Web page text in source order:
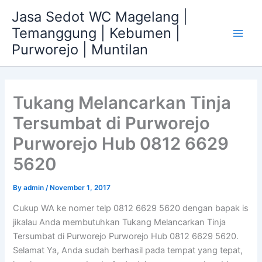
content
Jasa Sedot WC Magelang |
Temanggung | Kebumen |
Purworejo | Muntilan
Tukang Melancarkan Tinja
Tersumbat di Purworejo
Purworejo Hub 0812 6629
5620
Byadmin/ November 1, 2017
Cukup WA ke nomer telp 0812 6629 5620 dengan bapak is
jikalau Anda membutuhkan Tukang Melancarkan Tinja
Tersumbat di Purworejo Purworejo Hub 0812 6629 5620.
Selamat Ya, Anda sudah berhasil pada tempat yang tepat,